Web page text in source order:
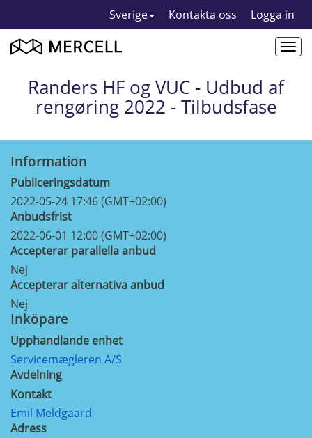
Sverige Kontakta oss Logga in
Randers HF og VUC - Udbud af
rengøring 2022 - Tilbudsfase
Information
Publiceringsdatum
2022-05-24 17:46 (GMT+02:00)
Anbudsfrist
2022-06-01 12:00 (GMT+02:00)
Accepterar parallella anbud
Nej
Accepterar alternativa anbud
Nej
Inköpare
Upphandlande enhet
Servicemægleren A/S
Avdelning
Kontakt
Emil Meldgaard
Adress